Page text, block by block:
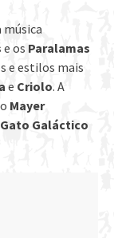
música
e os Paralamas
e estilos mais
e Criolo. A
Mayer
Gato Galáctico